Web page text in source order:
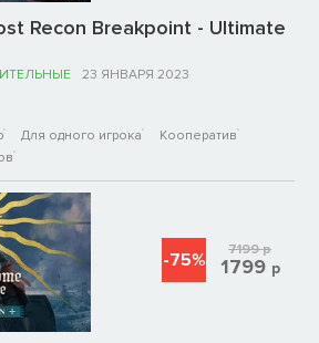
Recon Breakpoint - Ultimate
23 ЯНВАРЯ 2023
Для одного игрока
Кооператив
-75% 7199р
1799 р